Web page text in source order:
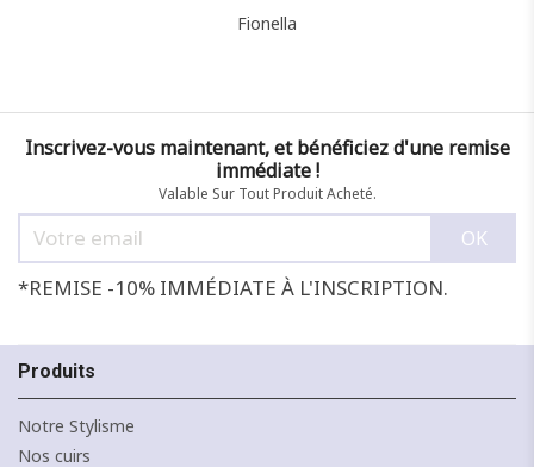
Fionella
Inscrivez-vous maintenant, et bénéficiez d'une remise
immédiate !
Valable Sur Tout Produit Acheté.
*REMISE -10% IMMÉDIATE À L'INSCRIPTION.
Produits
Notre Stylisme
Nos cuirs